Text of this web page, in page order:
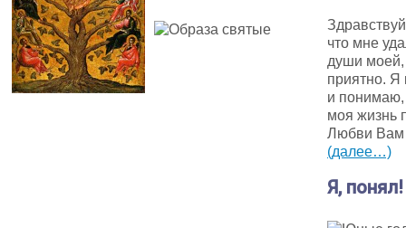
что мне
души моей,
приятно. Я
и понимаю,
моя жизнь
Любви Вам
(далее…)
Я, понял!